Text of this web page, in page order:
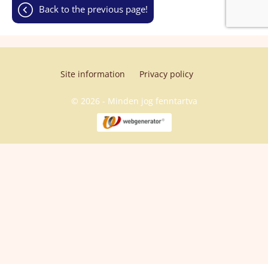
back to the previous page!
© 2026 - Minden jog fenntartva
Site information Privacy policy